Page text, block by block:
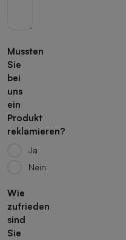
Mussten
Sie
bei
uns
ein
Produkt
reklamieren?
Ja
Nein
Wie
zufrieden
sind
Sie